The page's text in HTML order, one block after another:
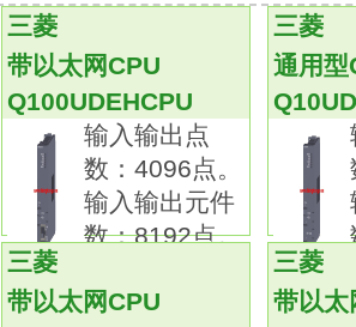
使特定的回路程序段单独执行
Q10UDEHCPU
因此，不需要单独为了调试而更
操作更简单。
自动备份关键数据
将程序和参数文件自动保存到
池的程序存储器（Flash ROM
以防因忘记更换电池而导致程
此外，还可将软元件数据等重要
准ROM，
三菱
带以太网CPU
Q100UDEHCPU
输入输出点
数：4096点。
输入输出元件
数：8192点。
三菱
通用型
三菱
带以太网CPU
三菱
带以太